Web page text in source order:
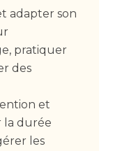
adapter son
pratiquer
des
et
la durée
les